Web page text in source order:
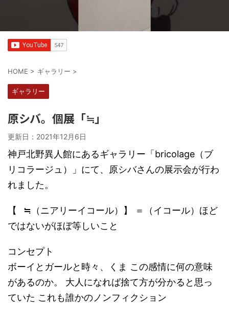
HOME > ギャラリー >
ギャラリー
原シバ。個展「≒」
更新日： 2021年12月6日
神戸北野異人館にあるギャラリー「bricolage（ブ
リコラージュ）」にて、原シバさんの展示会が行わ
れました。
【⠀≒（ニアリーイコール）】 ＝（イコール）ほど
ではないがほぼ等しいこと
コンセプト
ボーイとガールと時々、くま この感情に何の意味
があるのか。 大人になれば捨て方が分かると思っ
ていた これも誰かのノンフィクション